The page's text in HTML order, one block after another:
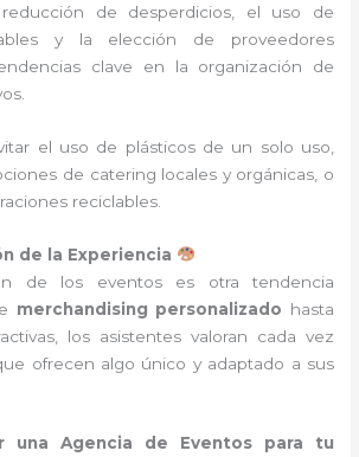
reducción de desperdicios, el uso de
y la elección de proveedores
clave en la organización de
el uso de plásticos de un solo uso,
de catering locales y orgánicas, o
reciclables.
de la Experiencia
de los eventos es otra tendencia
merchandising personalizado hasta
los asistentes valoran cada vez
ofrecen algo único y adaptado a sus
una Agencia de Eventos para tu